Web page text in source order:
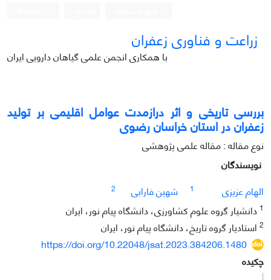
زراعت و فناوری زعفران
با همکاری انجمن علمی گیاهان دارویی ایران
بررسی تاریخی و اثر درازمدت عوامل اقلیمی بر تولید
زعفران در استان خراسان رضوی
نوع مقاله : مقاله علمی پژوهشی
نویسندگان
الهام عزیزی
1 شهین فارابی
2
1 دانشیار گروه علوم کشاورزی، دانشگاه پیام نور، ایران
2 استادیار گروه تاریخ، دانشگاه پیام نور، ایران
https://doi.org/10.22048/jsat.2023.384206.1480
چکیده